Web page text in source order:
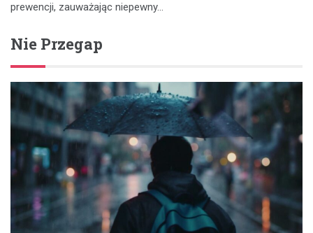
prewencji, zauważając niepewny…
Nie Przegap